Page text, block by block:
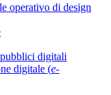
operativo di design
digitali
digitale (e-